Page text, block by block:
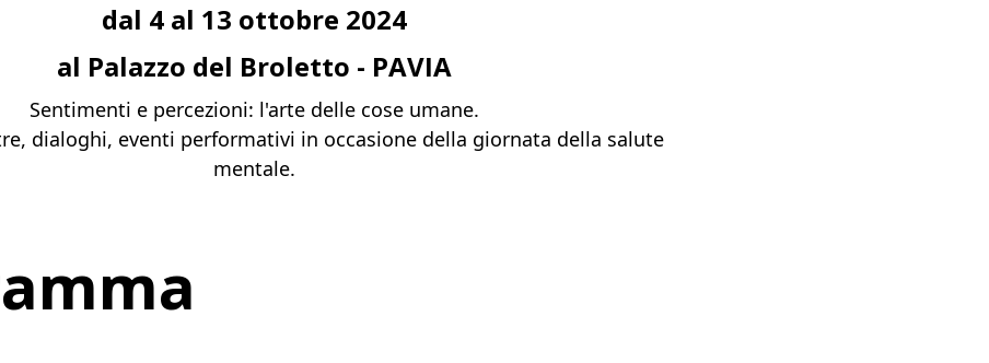
dal 4 al 13 ottobre 2024
al Palazzo del Broletto - PAVIA
Sentimenti e percezioni: l'arte delle cose umane.
dialoghi, eventi performativi in occasione della giornata della salute
mentale.